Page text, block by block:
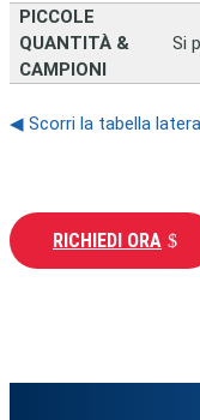
PICCOLE
QUANTITÀ &
CAMPIONI
Si
◀ Scorri la tabella
RICHIEDI ORA